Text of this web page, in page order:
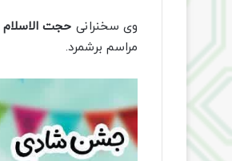
وی سخنرانی حجت الاسلام
مراسم برشمرد.